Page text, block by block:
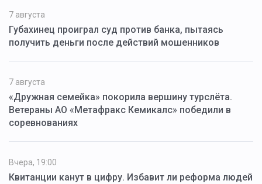
7 августа
Губахинец проиграл суд против банка, пытаясь
получить деньги после действий мошенников
7 августа
«Дружная семейка» покорила вершину турслёта.
Ветераны АО «Метафракс Кемикалс» победили в
соревнованиях
Вчера, 19:00
Квитанции канут в цифру. Избавит ли реформа людей